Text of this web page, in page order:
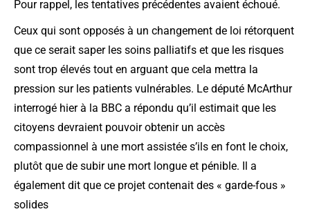
Pour rappel, les tentatives précédentes avaient échoué.
Ceux qui sont opposés à un changement de loi rétorquent
que ce serait saper les soins palliatifs et que les risques
sont trop élevés tout en arguant que cela mettra la
pression sur les patients vulnérables. Le député McArthur
interrogé hier à la BBC a répondu qu’il estimait que les
citoyens devraient pouvoir obtenir un accès
compassionnel à une mort assistée s’ils en font le choix,
plutôt que de subir une mort longue et pénible. Il a
également dit que ce projet contenait des « garde-fous »
solides